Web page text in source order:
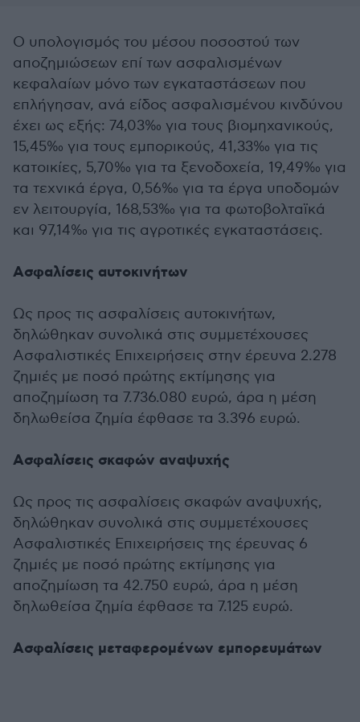
Ο υπολογισμός του μέσου ποσοστού των
αποζημιώσεων επί των ασφαλισμένων
κεφαλαίων μόνο των εγκαταστάσεων που
επλήγησαν, ανά είδος ασφαλισμένου κινδύνου
έχει ως εξής: 74,03‰ για τους βιομηχανικούς,
15,45‰ για τους εμπορικούς, 41,33‰ για τις
κατοικίες, 5,70‰ για τα ξενοδοχεία, 19,49‰ για
τα τεχνικά έργα, 0,56‰ για τα έργα υποδομών
εν λειτουργία, 168,53‰ για τα φωτοβολταϊκά
και 97,14‰ για τις αγροτικές εγκαταστάσεις.
Ασφαλίσεις αυτοκινήτων
Ως προς τις ασφαλίσεις αυτοκινήτων,
δηλώθηκαν συνολικά στις συμμετέχουσες
Ασφαλιστικές Επιχειρήσεις στην έρευνα 2.278
ζημιές με ποσό πρώτης εκτίμησης για
αποζημίωση τα 7.736.080 ευρώ, άρα η μέση
δηλωθείσα ζημία έφθασε τα 3.396 ευρώ.
Ασφαλίσεις σκαφών αναψυχής
Ως προς τις ασφαλίσεις σκαφών αναψυχής,
δηλώθηκαν συνολικά στις συμμετέχουσες
Ασφαλιστικές Επιχειρήσεις της έρευνας 6
ζημιές με ποσό πρώτης εκτίμησης για
αποζημίωση τα 42.750 ευρώ, άρα η μέση
δηλωθείσα ζημία έφθασε τα 7.125 ευρώ.
Ασφαλίσεις μεταφερομένων εμπορευμάτων